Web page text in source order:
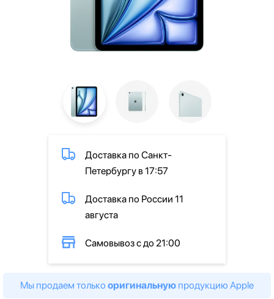
Доставка по Санкт-
Петербургу в 17:57
Доставка по России 11
августа
Самовывоз с до 21:00
Мы продаем только оригинальную продукцию Apple